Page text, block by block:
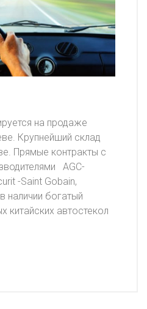
на продаже
Крупнейший склад
Прямые контракты с
AGC-
-Saint Gobain,
наличии богатый
китайских автостекол